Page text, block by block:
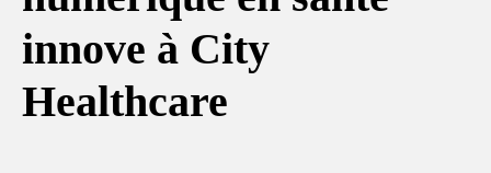
innove à City
Healthcare